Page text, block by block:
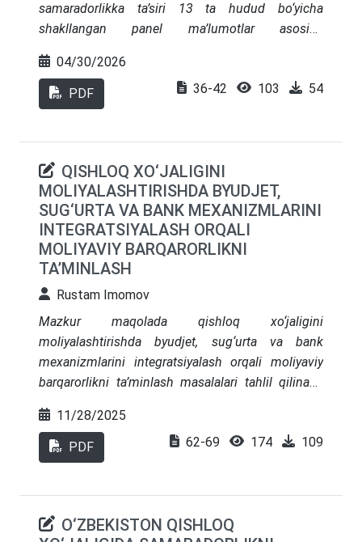
samaradorlikka ta’siri 13 ta hudud bo‘yicha
shakllangan panel ma’lumotlar asosida
sanoat integratsiyasini ifodalovchi asosiy indeks
sifatida qishloq xo‘jaligi mahsulotlari umumiy
hajmida fermer xo‘jaliklari, dehqon va tomorqa
qo‘llanilgan. Panel ma’lumotlar regressiyasi
natijasida integratsiya ko‘rsatkichlarining qishloq
xo‘jaligi mahsulotlari o‘sish sur’atiga ijobiy va
statistik jihatdan ahamiyatli ta’siri aniqlangan.
Tadqiqot natijalari agro-sanoat integratsiyasini
institutsional jihatdan mustahkamlash orqali
qishloq xo‘jaligi sektorining samaradorligini
oshirish, fermerlar daromadini kengaytirish va
qishloq aholisini bandlikka jalb etish
imkoniyatlarini ko‘rsatadi.
04/30/2026
PDF 36-42 103 54
QISHLOQ XO‘JALIGINI
MOLIYALASHTIRISHDA BYUDJET,
SUG‘URTA VA BANK MEXANIZMLARINI
INTEGRATSIYALASH ORQALI
MOLIYAVIY BARQARORLIKNI
TA’MINLASH
Rustam Imomov
Mazkur maqolada qishloq xo‘jaligini
moliyalashtirishda byudjet, sug‘urta va bank
mexanizmlarini integratsiyalash orqali moliyaviy
barqarorlikni ta’minlash masalalari tahlil qilinadi.
xo‘jaligi sektori misolida davlat byudjeti
subsidiyalari, qishloq xo‘jaligi sug‘urtasi va tijorat
banklari kreditlashining o‘zaro uyg‘unlashuvi
adabiy manbalar tahlili, korrelatsion va regressiya
11/28/2025
PDF 62-69 174 109
O‘ZBEKISTON QISHLOQ